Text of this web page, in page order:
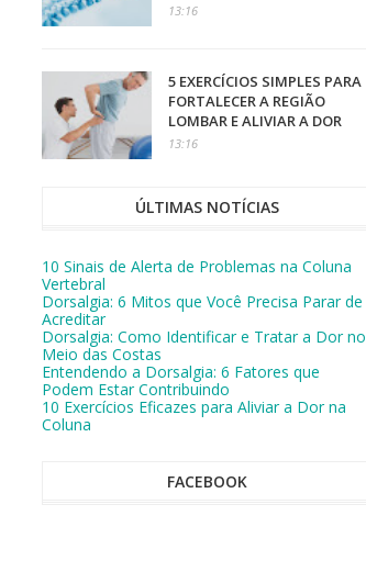
13:16
5 EXERCÍCIOS SIMPLES PARA
FORTALECER A REGIÃO
LOMBAR E ALIVIAR A DOR
13:16
ÚLTIMAS NOTÍCIAS
10 Sinais de Alerta de Problemas na Coluna
Vertebral
Dorsalgia: 6 Mitos que Você Precisa Parar de
Acreditar
Dorsalgia: Como Identificar e Tratar a Dor no
Meio das Costas
Entendendo a Dorsalgia: 6 Fatores que
Podem Estar Contribuindo
10 Exercícios Eficazes para Aliviar a Dor na
Coluna
FACEBOOK